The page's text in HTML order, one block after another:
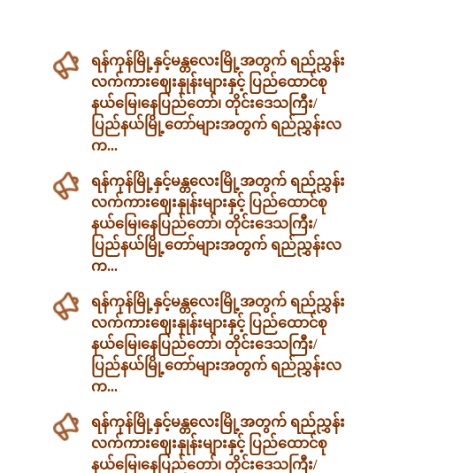
ရန်ကုန်မြို့နှင့်မန္တလေးမြို့အတွက် ရည်ညွှန်း
လက်ကားဈေးနှုန်းများနှင့် ပြည်ထောင်စု
နယ်မြေ၊နေပြည်တော်၊ တိုင်းဒေသကြီး/
ပြည်နယ်မြို့တော်များအတွက် ရည်ညွှန်းလ
က...
ရန်ကုန်မြို့နှင့်မန္တလေးမြို့အတွက် ရည်ညွှန်း
လက်ကားဈေးနှုန်းများနှင့် ပြည်ထောင်စု
နယ်မြေ၊နေပြည်တော်၊ တိုင်းဒေသကြီး/
ပြည်နယ်မြို့တော်များအတွက် ရည်ညွှန်းလ
က...
ရန်ကုန်မြို့နှင့်မန္တလေးမြို့အတွက် ရည်ညွှန်း
လက်ကားဈေးနှုန်းများနှင့် ပြည်ထောင်စု
နယ်မြေ၊နေပြည်တော်၊ တိုင်းဒေသကြီး/
ပြည်နယ်မြို့တော်များအတွက် ရည်ညွှန်းလ
က...
ရန်ကုန်မြို့နှင့်မန္တလေးမြို့အတွက် ရည်ညွှန်း
လက်ကားဈေးနှုန်းများနှင့် ပြည်ထောင်စု
နယ်မြေ၊နေပြည်တော်၊ တိုင်းဒေသကြီး/